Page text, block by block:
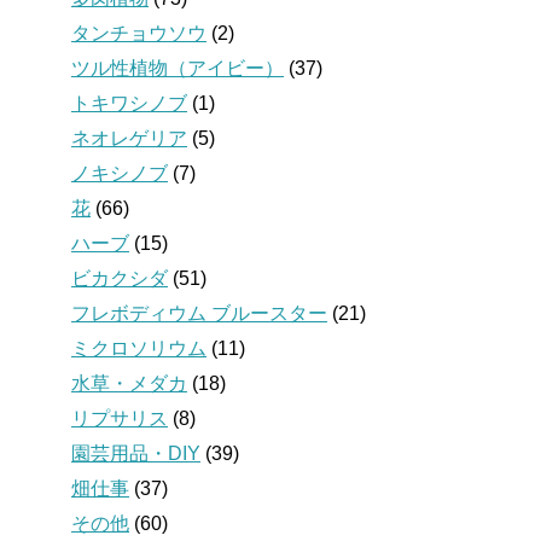
タンチョウソウ (2)
ツル性植物（アイビー）
(37)
トキワシノブ (1)
ネオレゲリア (5)
ノキシノブ (7)
花 (66)
ハーブ (15)
ビカクシダ(51)
フレボディウム ブルースター (21)
ミクロソリウム (11)
水草・メダカ (18)
リプサリス (8)
園芸用品・DIY (39)
畑仕事 (37)
その他 (60)